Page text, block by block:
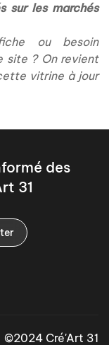
sur les marchés
ou besoin
site ? On revient
vitrine à jour
des
31
| ©2024 Cré'Art 31